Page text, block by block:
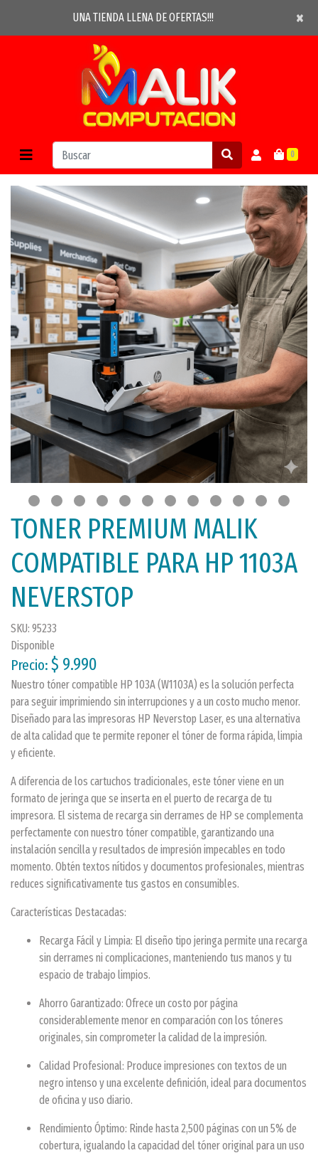
UNA TIENDA LLENA DE OFERTAS!!! ×
×
0
TONER PREMIUM MALIK
COMPATIBLE PARA HP 1103A
NEVERSTOP
SKU: 95233
Disponible
Precio: $ 9.990
Nuestro tóner compatible HP 103A (W1103A) es la solución perfecta
para seguir imprimiendo sin interrupciones y a un costo mucho menor.
Diseñado para las impresoras HP Neverstop Laser, es una alternativa
de alta calidad que te permite reponer el tóner de forma rápida, limpia
y eficiente.
A diferencia de los cartuchos tradicionales, este tóner viene en un
formato de jeringa que se inserta en el puerto de recarga de tu
impresora. El sistema de recarga sin derrames de HP se complementa
perfectamente con nuestro tóner compatible, garantizando una
instalación sencilla y resultados de impresión impecables en todo
momento. Obtén textos nítidos y documentos profesionales, mientras
reduces significativamente tus gastos en consumibles.
Características Destacadas:
Recarga Fácil y Limpia: El diseño tipo jeringa permite una recarga
sin derrames ni complicaciones, manteniendo tus manos y tu
espacio de trabajo limpios.
Ahorro Garantizado: Ofrece un costo por página
considerablemente menor en comparación con los tóneres
originales, sin comprometer la calidad de la impresión.
Calidad Profesional: Produce impresiones con textos de un
negro intenso y una excelente definición, ideal para documentos
de oficina y uso diario.
Rendimiento Óptimo: Rinde hasta 2,500 páginas con un 5% de
cobertura, igualando la capacidad del tóner original para un uso